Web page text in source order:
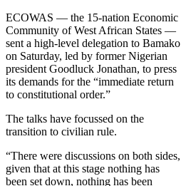
ECOWAS — the 15-nation Economic
Community of West African States —
sent a high-level delegation to Bamako
on Saturday, led by former Nigerian
president Goodluck Jonathan, to press
its demands for the “immediate return
to constitutional order.”
The talks have focussed on the
transition to civilian rule.
“There were discussions on both sides,
given that at this stage nothing has
been set down, nothing has been